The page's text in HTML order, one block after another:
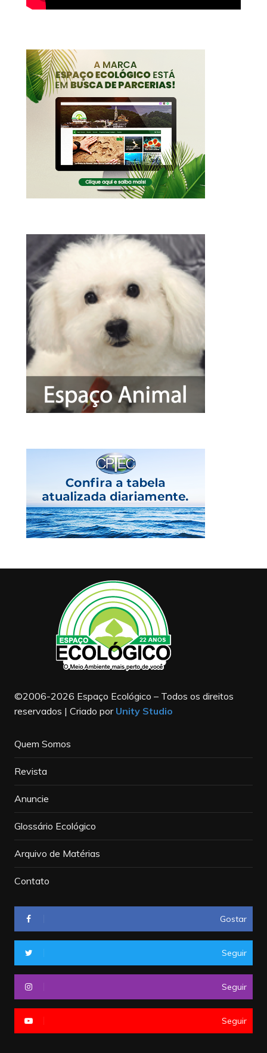
©2006-2026 Espaço Ecológico – Todos os direitos
reservados | Criado por Unity Studio
Quem Somos
Revista
Anuncie
Glossário Ecológico
Arquivo de Matérias
Contato
Gostar
Seguir
Seguir
Seguir